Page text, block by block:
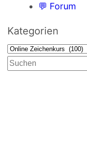
💬 Forum
Kategorien
S